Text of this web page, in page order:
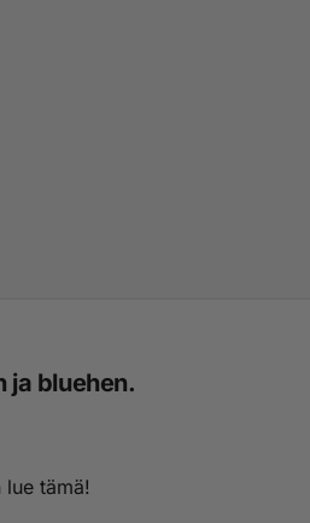
ja bluehen.
tämä!